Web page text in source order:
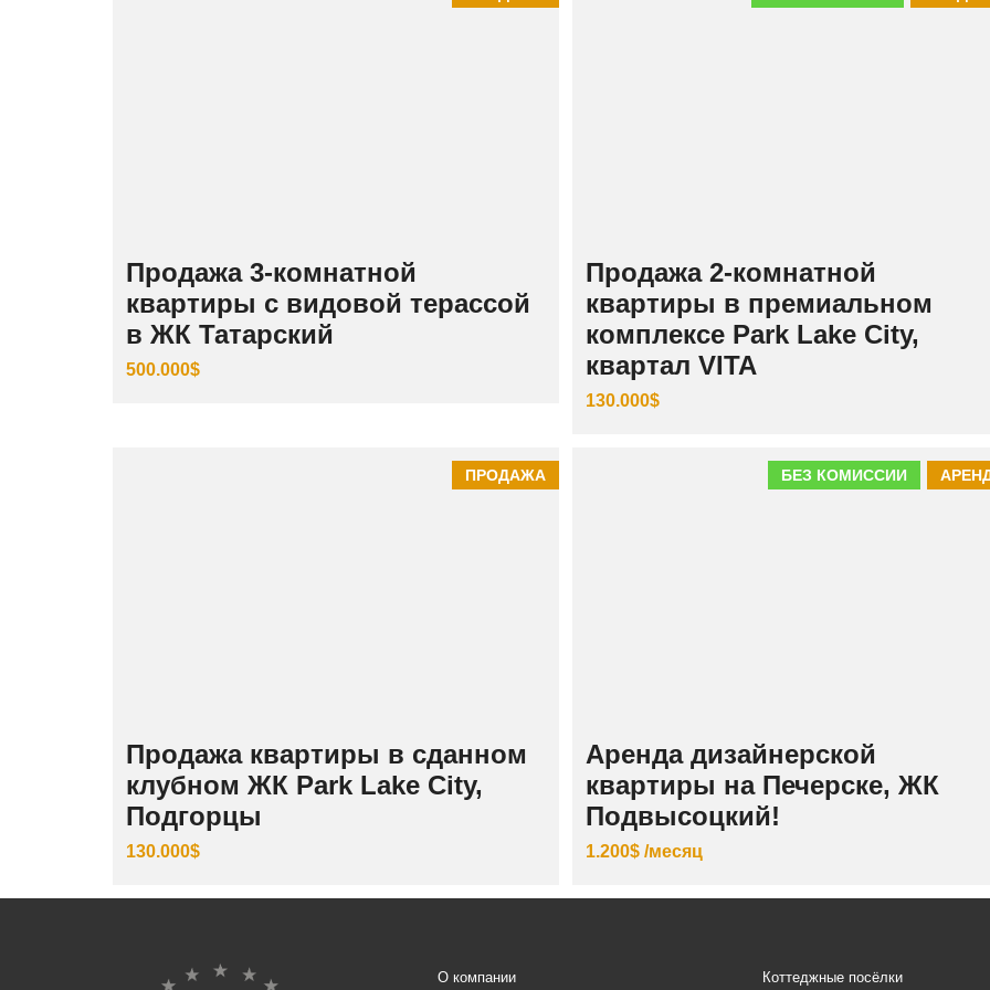
Продажа 3‑комнатной
квартиры с видовой терассой
в ЖК Татарский
500.000$
Продажа 2-комнатной
квартиры в премиальном
комплексе Park Lake City,
квартал VITA
130.000$
ПРОДАЖА
Продажа квартиры в сданном
клубном ЖК Park Lake City,
Подгорцы
130.000$
БЕЗ КОМИССИИ
Аренда дизайнерской
квартиры на Печерске, ЖК
Подвысоцкий!
1.200$ /месяц
О компании Коттеджные посёлки